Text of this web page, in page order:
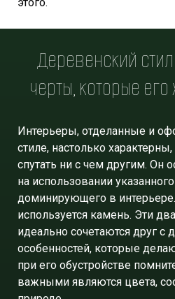
Деревенский
черты, которые
Интерьеры, отделанные и
стиле, настолько
спутать ни с чем другим. Он
на использовании
доминирующего в
используется камень. Эти
идеально сочетаются друг с
особенностей, которые
при его обустройстве
важными являются цвета,